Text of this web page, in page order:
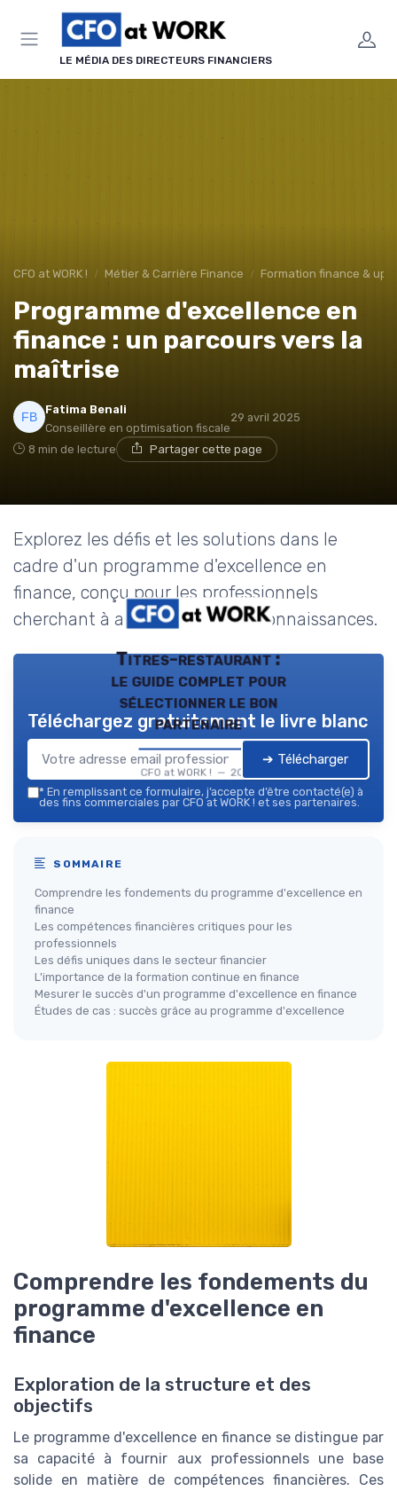
LE MÉDIA DES DIRECTEURS FINANCIERS
CFO at WORK ! Métier & Carrière Finance Formation finance &
Programme d'excellence en
finance : un parcours vers la
maîtrise
Fatima Benali
Conseillère en optimisation fiscale
29 avril 2025
8 min de lecture Partager cette page
Explorez les défis et les solutions dans le
cadre d'un programme d'excellence en
finance, conçu pour les professionnels
cherchant à approfondir leurs connaissances.
Titres-restaurant :
le guide complet pour
sélectionner le bon
partenaire
CFO at WORK ! — 2026
Téléchargez gratuitement le livre blanc
➔ Télécharger
* En remplissant ce formulaire, j’accepte d’être contacté(e) à
des fins commerciales par CFO at WORK ! et ses partenaires.
SOMMAIRE
Comprendre les fondements du programme d'excellence en
finance
Les compétences financières critiques pour les
professionnels
Les défis uniques dans le secteur financier
L'importance de la formation continue en finance
Mesurer le succès d'un programme d'excellence en finance
Études de cas : succès grâce au programme d'excellence
Comprendre les fondements du
programme d'excellence en
finance
Exploration de la structure et des
objectifs
Le programme d'excellence en finance se distingue par
sa capacité à fournir aux professionnels une base
solide en matière de compétences financières. Ces
Panneau de gestion des cookies